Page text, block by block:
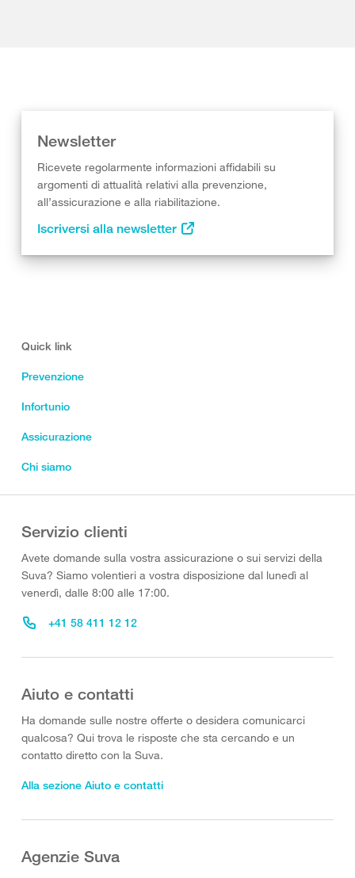
Newsletter
Ricevete regolarmente informazioni affidabili su
argomenti di attualità relativi alla prevenzione,
all’assicurazione e alla riabilitazione.
Iscriversi alla newsletter
Quick link
Prevenzione
Infortunio
Assicurazione
Chi siamo
Servizio clienti
Avete domande sulla vostra assicurazione o sui servizi della
Suva? Siamo volentieri a vostra disposizione dal lunedì al
venerdì, dalle 8:00 alle 17:00.
+41 58 411 12 12
Aiuto e contatti
Ha domande sulle nostre offerte o desidera comunicarci
qualcosa? Qui trova le risposte che sta cercando e un
contatto diretto con la Suva.
Alla sezione Aiuto e contatti
Agenzie Suva